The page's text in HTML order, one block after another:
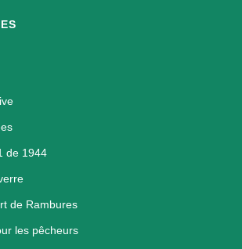
de 1944
de Rambures
les pêcheurs